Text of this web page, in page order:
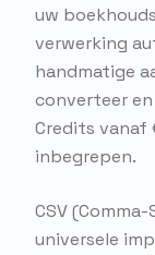
uw
verwerking
handmatige
converteer
Credits
inbegrepen.
CSV
universele